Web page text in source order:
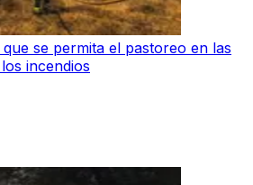
se permita el pastoreo en las
incendios